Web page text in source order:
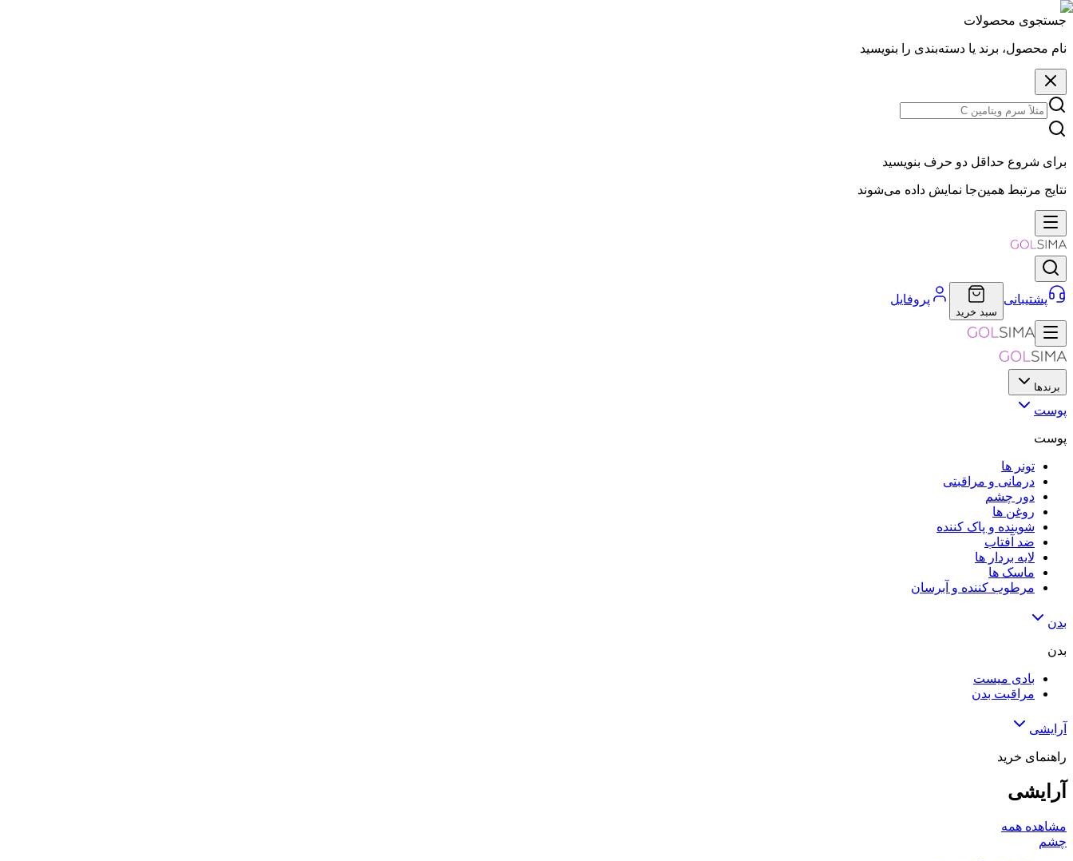
جستجوی محصولات
نام محصول، برند یا دسته‌بندی را بنویسید
برای شروع حداقل دو حرف بنویسید
نتایج مرتبط همین‌جا نمایش داده می‌شوند
پشتیبانی
سبد خرید
پروفایل
برندها
پوست
پوست
تونر ها
درمانی و مراقبتی
دور چشم
روغن ها
شوینده و پاک کننده
ضد آفتاب
لایه‌ بردار ها
ماسک ها
مرطوب کننده و آبرسان
بدن
بدن
بادی میست
مراقبت بدن
آرایشی
راهنمای خرید
آرایشی
مشاهده همه
چشم